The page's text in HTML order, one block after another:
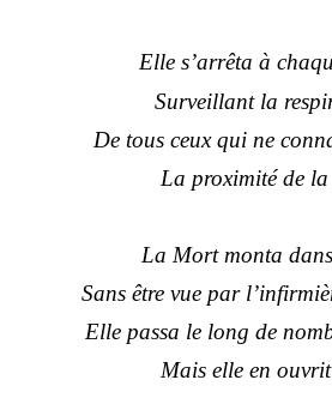
Elle s’arrêta à
Surveillant la
De tous ceux qui ne
La proximité de
La Mort monta
Sans être vue par
Elle passa le long de
Mais elle en